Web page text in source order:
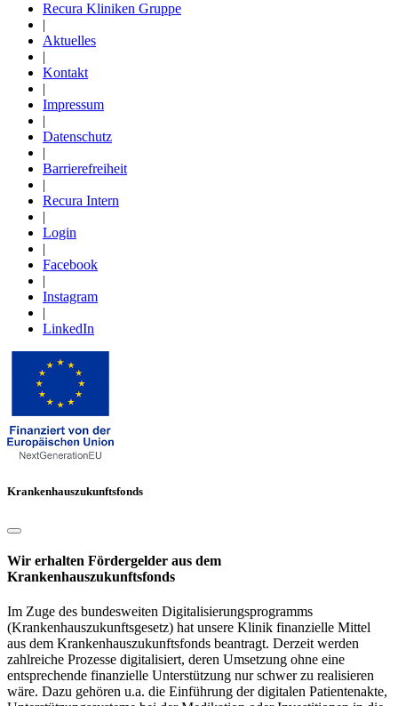
Recura Kliniken Gruppe
|
Aktuelles
|
Kontakt
|
Impressum
|
Datenschutz
|
Barrierefreiheit
|
Recura Intern
|
Login
|
Facebook
|
Instagram
|
LinkedIn
Krankenhauszukunftsfonds
Wir erhalten Fördergelder aus dem
Krankenhauszukunftsfonds
Im Zuge des bundesweiten Digitalisierungsprogramms
(Krankenhauszukunftsgesetz) hat unsere Klinik finanzielle Mittel
aus dem Krankenhauszukunftsfonds beantragt. Derzeit werden
zahlreiche Prozesse digitalisiert, deren Umsetzung ohne eine
entsprechende finanzielle Unterstützung nur schwer zu realisieren
wäre. Dazu gehören u.a. die Einführung der digitalen Patientenakte,